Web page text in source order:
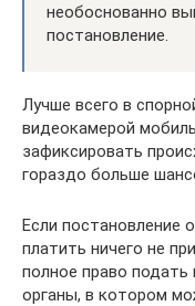
необоснованно
постановление.
Лучше всего в
видеокамерой
зафиксировать
гораздо больше
Если постановление
платить ничего не
полное право подать
органы, в котором